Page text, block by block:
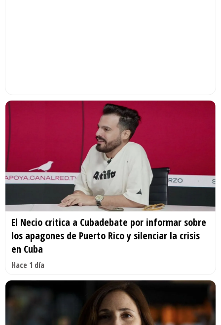
El Necio critica a Cubadebate por informar sobre
los apagones de Puerto Rico y silenciar la crisis
en Cuba
Hace 1 día